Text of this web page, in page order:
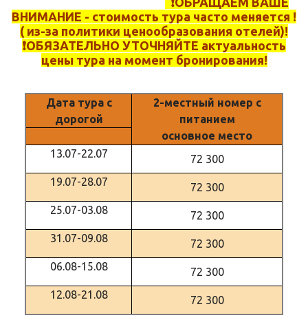
ВНИМАНИЕ - стоимость тура часто меняется !
( из-за политики ценообразования отелей)!
❗️ОБЯЗАТЕЛЬНО УТОЧНЯЙТЕ актуальность
цены тура на момент бронирования!
Дата тура с
дорогой
2-местный номер с
питанием
основное место
13.07-22.07
72 300
19.07-28.07
72 300
25.07-03.08
72 300
31.07-09.08
72 300
06.08-15.08
72 300
12.08-21.08
72 300